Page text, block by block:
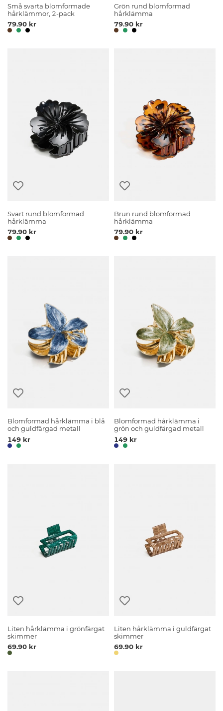
Små svarta blomformade
hårklämmor, 2-pack
79.90 kr
Grön rund blomformad
hårklämma
79.90 kr
Svart rund blomformad
hårklämma
79.90 kr
Brun rund blomformad
hårklämma
79.90 kr
Blomformad hårklämma i blå
och guldfärgad metall
149 kr
Blomformad hårklämma i
grön och guldfärgad metall
149 kr
Liten hårklämma i grönfärgat
skimmer
69.90 kr
Liten hårklämma i guldfärgat
skimmer
69.90 kr